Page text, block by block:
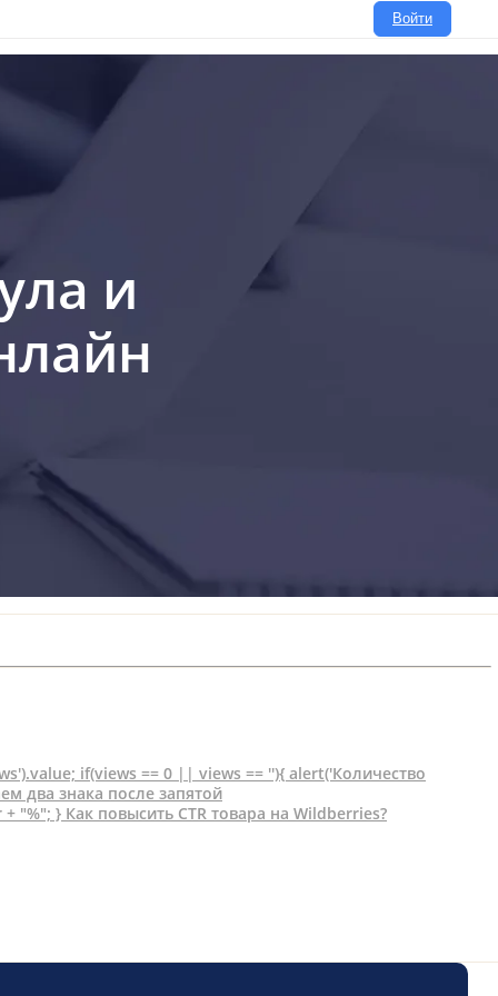
Войти
и
if(views == 0 || views == ''){ alert('Количество
два знака после запятой
} Как повысить CTR товара на Wildberries?